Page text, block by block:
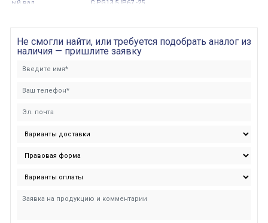
ый вал
C PG13,5 IP67 -25
Не смогли найти, или требуется подобрать аналог из
наличия — пришлите заявку